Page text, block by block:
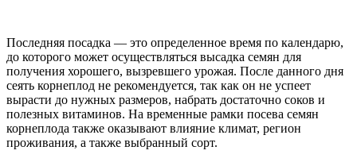
Последняя посадка — это определенное время по календарю,
до которого может осуществляться высадка семян для
получения хорошего, вызревшего урожая. После данного дня
сеять корнеплод не рекомендуется, так как он не успеет
вырасти до нужных размеров, набрать достаточно соков и
полезных витаминов. На временные рамки посева семян
корнеплода также оказывают влияние климат, регион
проживания, а также выбранный сорт.